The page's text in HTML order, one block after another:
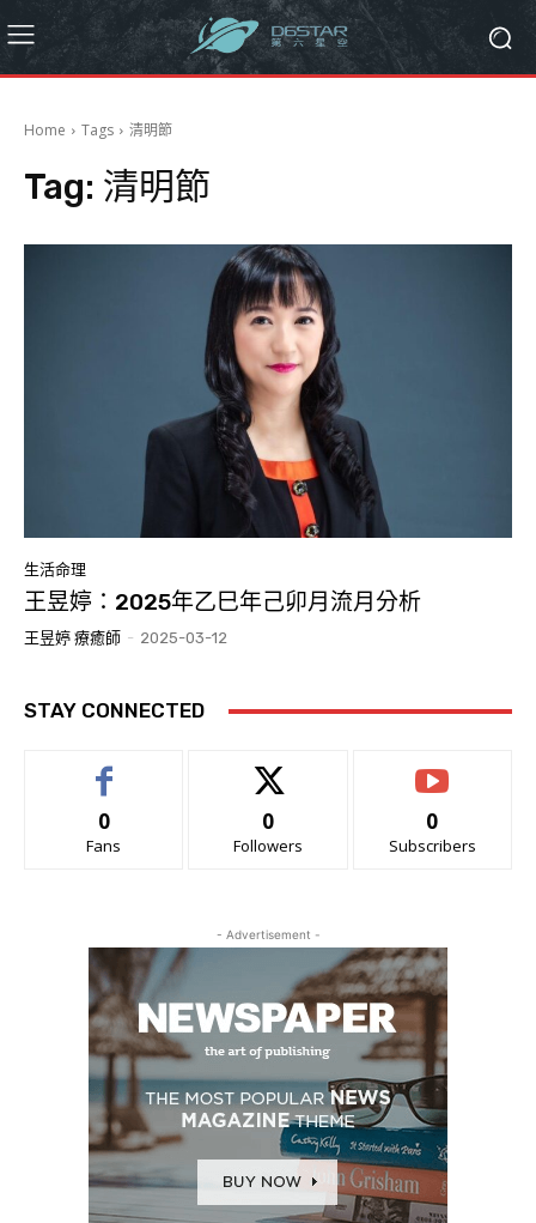
Home Tags 清明節
Tag: 清明節
生活命理
王昱婷：2025年乙巳年己卯月流月分析
王昱婷 療癒師 - 2025-03-12
STAY CONNECTED
0
Fans
0
Followers
0
Subscribers
- Advertisement -